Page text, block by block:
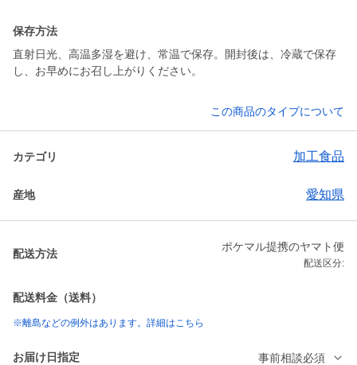
保存方法
直射日光、高温多湿を避け、常温で保存。開封後は、冷蔵で保存
し、お早めにお召し上がりください。
この商品のタイプについて
カテゴリ 加工食品
産地 愛知県
配送方法
ポケマル提携のヤマト便
配送区分:
配送料金（送料）
※離島などの例外はあります。詳細はこちら
お届け日指定 事前相談必須